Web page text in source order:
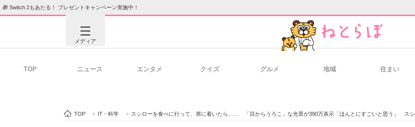
🎁 Switch 2もあたる！ プレゼントキャンペーン実施中！
メディア
TOP ニュース エンタメ クイズ グルメ 地域 住まい
TOP > IT・科学 > スシローを食べに行って、席に着いたら…… 「目からうろこ」な光景が390万表示「ほんとにすごいと思う」 スシローに聞いた